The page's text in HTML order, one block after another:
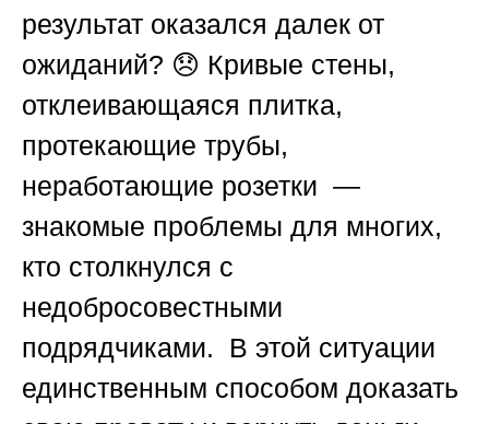
результат оказался далек от
ожиданий? 😞 Кривые стены,
отклеивающаяся плитка,
протекающие трубы,
неработающие розетки —
знакомые проблемы для многих,
кто столкнулся с
недобросовестными
подрядчиками. В этой ситуации
единственным способом доказать